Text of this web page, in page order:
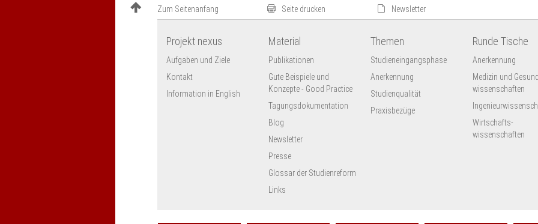
Zum Seitenanfang Seite drucken Newsletter
Projekt nexus
Aufgaben und Ziele
Kontakt
Information in English
Material
Publikationen
Gute Beispiele und
Konzepte - Good Practice
Tagungsdokumentation
Blog
Newsletter
Presse
Glossar der Studienreform
Links
Themen
Studieneingangsphase
Anerkennung
Studienqualität
Praxisbezüge
Runde Tische
Anerkennung
Medizin und
wissenschaften
Wirtschafts-
wissenschaften